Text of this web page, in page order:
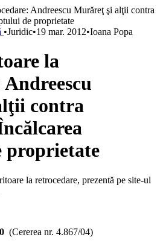
•Juridic•19 mar. 2012•Ioana Popa
la
contra
proprietate
la retrocedare, prezentă pe site-ul
(Cererea nr. 4.867/04)